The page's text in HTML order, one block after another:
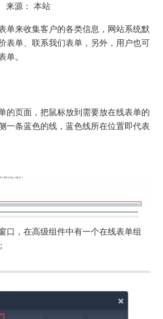
来源： 本站
单来收集客户的各类信息，网站系统默
表单、联系我们表单，另外，用户也可
单。
的页面，把鼠标放到需要放在线表单的
一条蓝色的线，蓝色线所在位置即代表
口，在高级组件中有一个在线表单组